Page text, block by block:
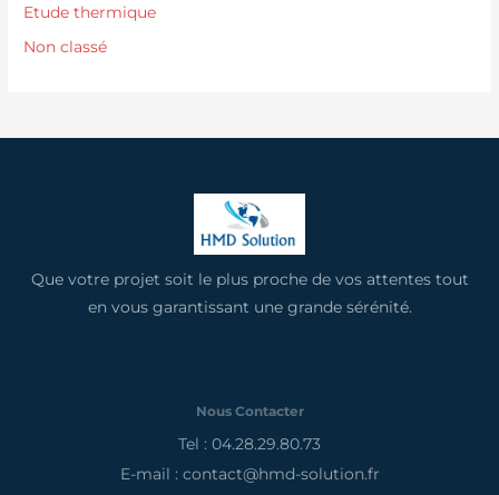
Etude thermique
Non classé
Que votre projet soit le plus proche de vos attentes tout
en vous garantissant une grande sérénité.
Nous Contacter
Tel : 04.28.29.80.73
E-mail : contact@hmd-solution.fr